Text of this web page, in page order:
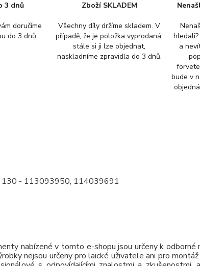
3 dnů
doručíme
do 3 dnů.
Zboží SKLADEM
Všechny díly držíme skladem. V
případě, že je položka vyprodaná,
stále si ji lze objednat,
naskladníme zpravidla do 3 dnů.
a
bude v
130 - 113093950, 114039691
nabízené v tomto e-shopu jsou určeny k odborné
nejsou určeny pro laické uživatele ani pro